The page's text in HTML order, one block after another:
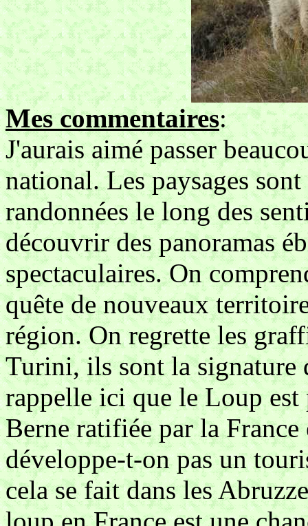
Mes commentaires:
J'aurais aimé passer
national. Les paysages
randonnées le long des
découvrir des panoramas
spectaculaires. On
quête de nouveaux
région. On regrette les
Turini, ils sont la signature
rappelle ici que le Loup
Berne ratifiée par la
développe-t-on pas un
cela se fait dans les